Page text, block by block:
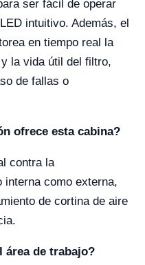
ser fácil de operar
intuitivo. Además, el
en tiempo real la
la vida útil del filtro,
de fallas o
ofrece esta cabina?
contra la
interna como externa,
de cortina de aire
área de trabajo?